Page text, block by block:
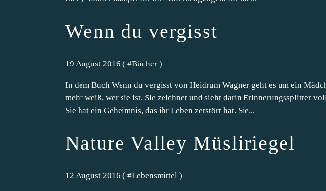
Wenn du vergisst
19 August 2016 ( #Bücher )
In dem Buch Wenn du vergisst von Heidrum Wagner geht es um ein
mehr weiß, wer sie ist. Sie zeichnet und sieht darin Erinnerungssplitter
Sie hat ein Geheimnis, das ihr Leben zerstört hat. Sie...
Nature Valley Müsliriegel
12 August 2016 ( #Lebensmittel )